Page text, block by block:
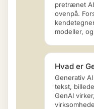
pretrænet
ovenpå.
modeller,
Hvad er
Generativ
tekst,
GenAI